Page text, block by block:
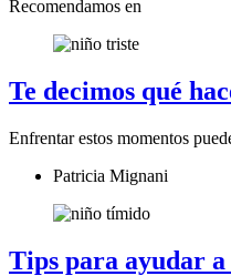
Recomendamos en
Te decimos qué
Enfrentar estos momentos
Patricia Mignani
Tips para ayudar a